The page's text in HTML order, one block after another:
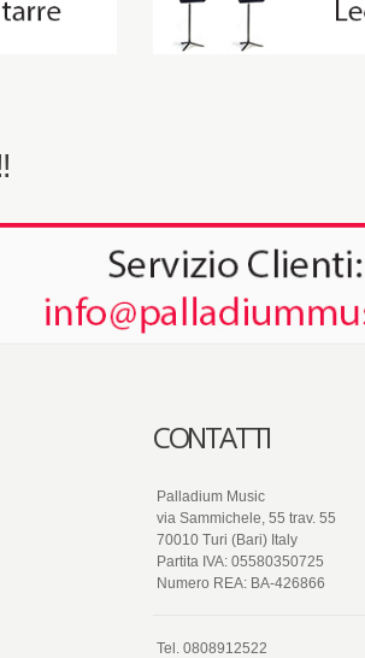
CONTATTI
Palladium Music
via Sammichele, 55 trav. 55
70010 Turi (Bari) Italy
Partita IVA: 05580350725
Numero REA: BA-426866
Tel. 0808912522